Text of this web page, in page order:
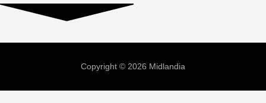
Copyright © 2026 Midlandia